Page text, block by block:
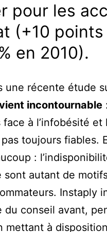
pour les
(+10
en 2010).
une récente étude
incontournable
face à l’infobésité
toujours fiables.
:
autant de motifs
Instaply
du conseil avant,
mettant à